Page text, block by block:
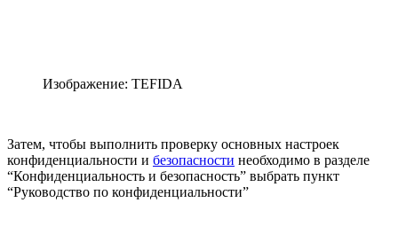
Изображение: TEFIDA
Затем, чтобы выполнить проверку основных настроек
конфиденциальности и безопасности необходимо в разделе
“Конфиденциальность и безопасность” выбрать пункт
“Руководство по конфиденциальности”